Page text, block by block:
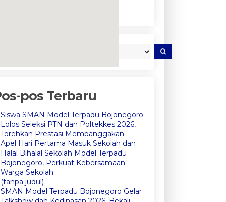
pos Terbaru
Siswa SMAN Model Terpadu Bojonegoro
Lolos Seleksi PTN dan Poltekkes 2026,
Torehkan Prestasi Membanggakan
Apel Hari Pertama Masuk Sekolah dan
Halal Bihalal Sekolah Model Terpadu
Bojonegoro, Perkuat Kebersamaan
Warga Sekolah
(tanpa judul)
SMAN Model Terpadu Bojonegoro Gelar